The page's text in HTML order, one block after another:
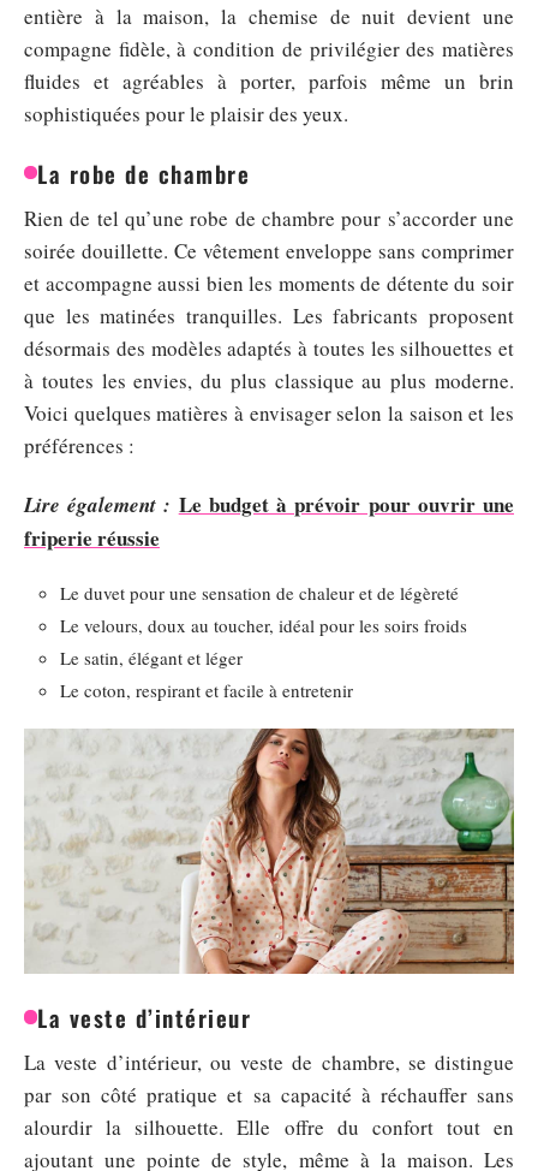
entière à la maison, la chemise de nuit devient une
compagne fidèle, à condition de privilégier des matières
fluides et agréables à porter, parfois même un brin
sophistiquées pour le plaisir des yeux.
La robe de chambre
Rien de tel qu’une robe de chambre pour s’accorder une
soirée douillette. Ce vêtement enveloppe sans comprimer
et accompagne aussi bien les moments de détente du soir
que les matinées tranquilles. Les fabricants proposent
désormais des modèles adaptés à toutes les silhouettes et
à toutes les envies, du plus classique au plus moderne.
Voici quelques matières à envisager selon la saison et les
préférences :
Lire également : Le budget à prévoir pour ouvrir une
friperie réussie
Le duvet pour une sensation de chaleur et de légèreté
Le velours, doux au toucher, idéal pour les soirs froids
Le satin, élégant et léger
Le coton, respirant et facile à entretenir
La veste d’intérieur
La veste d’intérieur, ou veste de chambre, se distingue
par son côté pratique et sa capacité à réchauffer sans
alourdir la silhouette. Elle offre du confort tout en
ajoutant une pointe de style, même à la maison. Les